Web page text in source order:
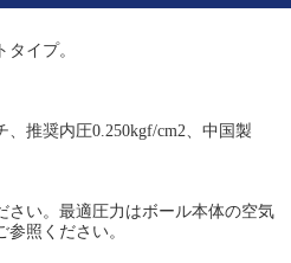
イプ。
推奨内圧0.250kgf/cm2、中国製
さい。最適圧力はボール本体の空気
照ください。